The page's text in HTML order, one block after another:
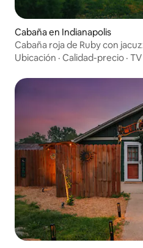
Cabaña en Indianapolis
Cabaña roja de Ruby con
Indy
Ubicación · Calidad-precio · TV